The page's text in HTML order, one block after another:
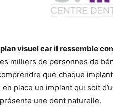
visuel car il ressemble
milliers de personnes de
que chaque
place un implant qui soit
une dent naturelle.